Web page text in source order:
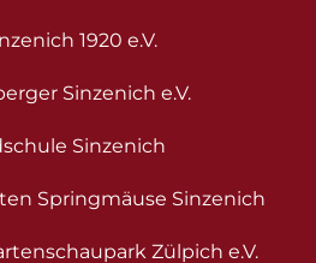
1920 e.V.
Sinzenich e.V.
Sinzenich
Springmäuse Sinzenich
Zülpich e.V.